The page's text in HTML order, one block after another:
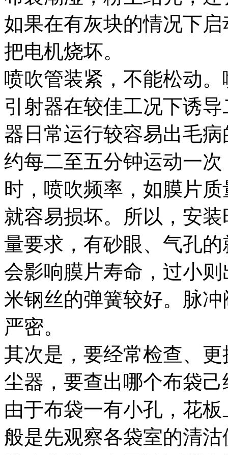
如果在有灰块的情况下
把电机烧坏。
喷吹管装紧，不能松动
引射器在较佳工况下诱
器日常运行较容易出毛
约每二至五分钟运动一
时，喷吹频率，如膜片
就容易损坏。所以，安
量要求，有砂眼、气孔
会影响膜片寿命，过小
米钢丝的弹簧较好。脉
严密。
其次是，要经常检查、
尘器，要查出哪个布袋
由于布袋一有小孔，花
般是先观察各袋室的清